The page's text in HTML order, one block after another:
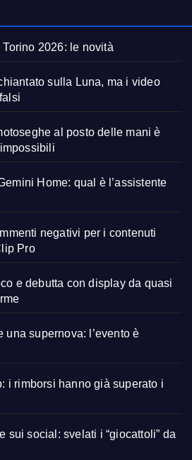
2026: le novità
sulla Luna, ma i video
al posto delle mani è
Home: qual è l’assistente
negativi per i contenuti
Pro
e debutta con display da quasi
una supernova: l’evento è
i rimborsi hanno già superato i
sui social: svelati i “giocattoli” da